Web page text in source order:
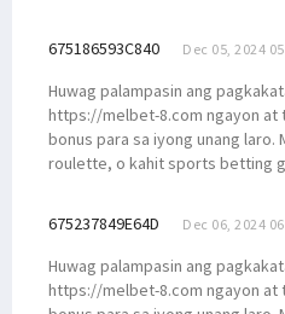
675186593C840 Dec 05, 2024
Huwag palampasin ang
https://melbet-8.com ngayon at
bonus para sa iyong unang laro.
roulette, o kahit sports betting
675237849E64D Dec 06, 2024
Huwag palampasin ang
https://melbet-8.com ngayon at